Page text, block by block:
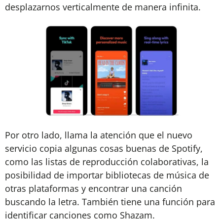
desplazarnos verticalmente de manera infinita.
Por otro lado, llama la atención que el nuevo
servicio copia algunas cosas buenas de Spotify,
como las listas de reproducción colaborativas, la
posibilidad de importar bibliotecas de música de
otras plataformas y encontrar una canción
buscando la letra. También tiene una función para
identificar canciones como Shazam.